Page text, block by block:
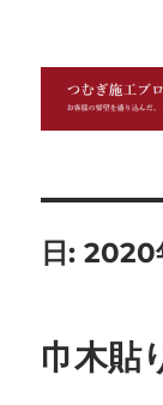
つむぎ
日:2020
巾木貼